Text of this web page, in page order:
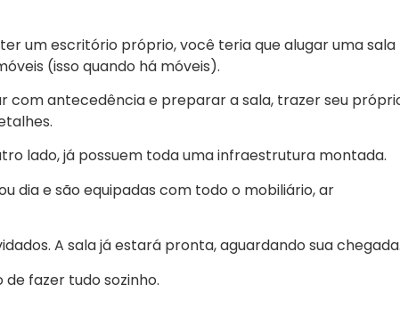
um escritório próprio, você teria que alugar uma sala
(isso quando há móveis).
com antecedência e preparar a sala, trazer seu
lado, já possuem toda uma infraestrutura montada.
dia e são equipadas com todo o mobiliário, ar
A sala já estará pronta, aguardando sua
fazer tudo sozinho.